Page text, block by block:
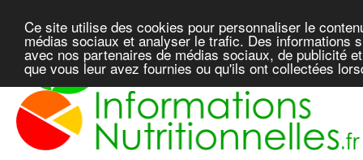
Ce site utilise des cookies pour personnaliser le
médias sociaux et analyser le trafic. Des informations
avec nos partenaires de médias sociaux, de publicité
que vous leur avez fournies ou qu'ils ont collectées